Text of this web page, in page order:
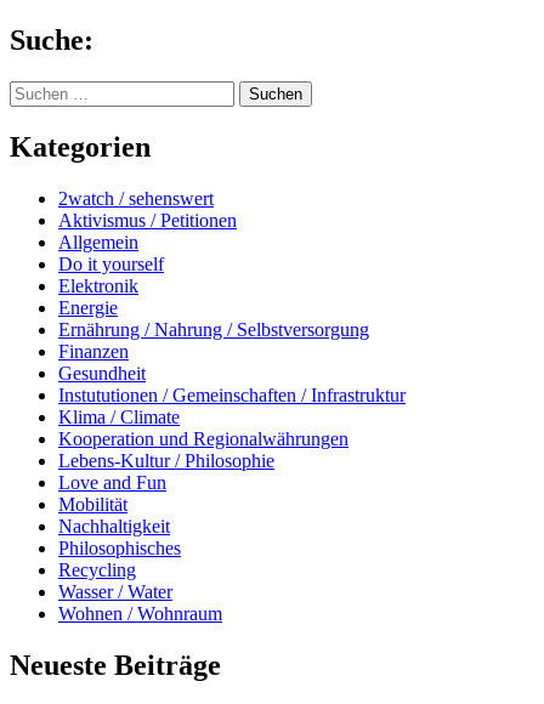
Springe
zum
Inhalt
Suche:
Suchen
nach:
Kategorien
2watch / sehenswert
Aktivismus / Petitionen
Allgemein
Do it yourself
Elektronik
Energie
Ernährung / Nahrung / Selbstversorgung
Finanzen
Gesundheit
Instututionen / Gemeinschaften / Infrastruktur
Klima / Climate
Kooperation und Regionalwährungen
Lebens-Kultur / Philosophie
Love and Fun
Mobilität
Nachhaltigkeit
Philosophisches
Recycling
Wasser / Water
Wohnen / Wohnraum
Neueste Beiträge